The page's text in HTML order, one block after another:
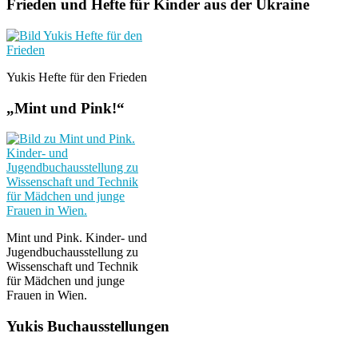
Frieden und Hefte für Kinder aus der Ukraine
Yukis Hefte für den Frieden
„Mint und Pink!“
Mint und Pink. Kinder- und
Jugendbuchausstellung zu
Wissenschaft und Technik
für Mädchen und junge
Frauen in Wien.
Yukis Buchausstellungen